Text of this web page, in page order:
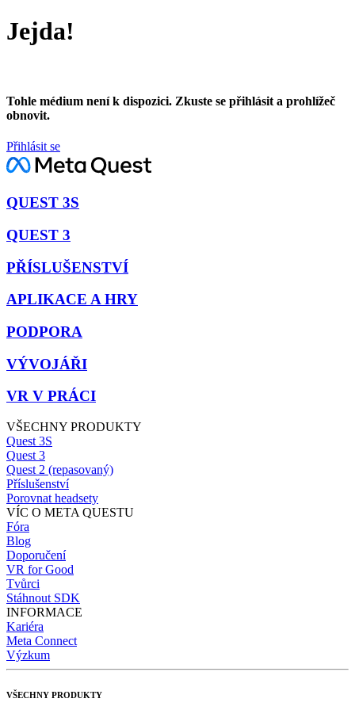
Jejda!
Tohle médium není k dispozici. Zkuste se přihlásit a prohlížeč
obnovit.
Přihlásit se
QUEST 3S
QUEST 3
PŘÍSLUŠENSTVÍ
APLIKACE A HRY
PODPORA
VÝVOJÁŘI
VR V PRÁCI
VŠECHNY PRODUKTY
Quest 3S
Quest 3
Quest 2 (repasovaný)
Příslušenství
Porovnat headsety
VÍC O META QUESTU
Fóra
Blog
Doporučení
VR for Good
Tvůrci
Stáhnout SDK
INFORMACE
Kariéra
Meta Connect
Výzkum
VŠECHNY PRODUKTY